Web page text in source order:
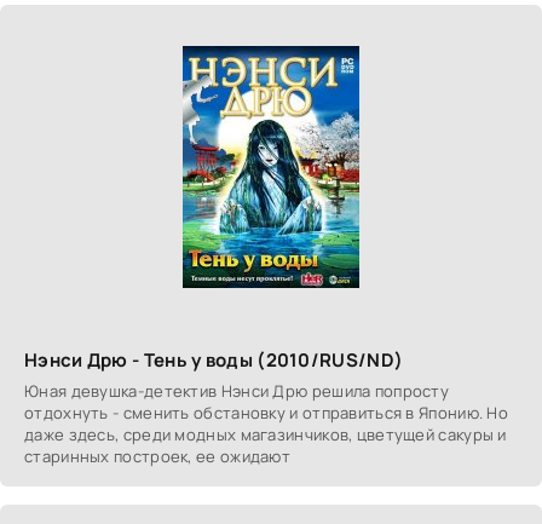
Нэнси Дрю - Тень у воды (2010/RUS/ND)
Юная девушка-детектив Нэнси Дрю решила попросту
отдохнуть - сменить обстановку и отправиться в Японию. Но
даже здесь, среди модных магазинчиков, цветущей сакуры и
старинных построек, ее ожидают